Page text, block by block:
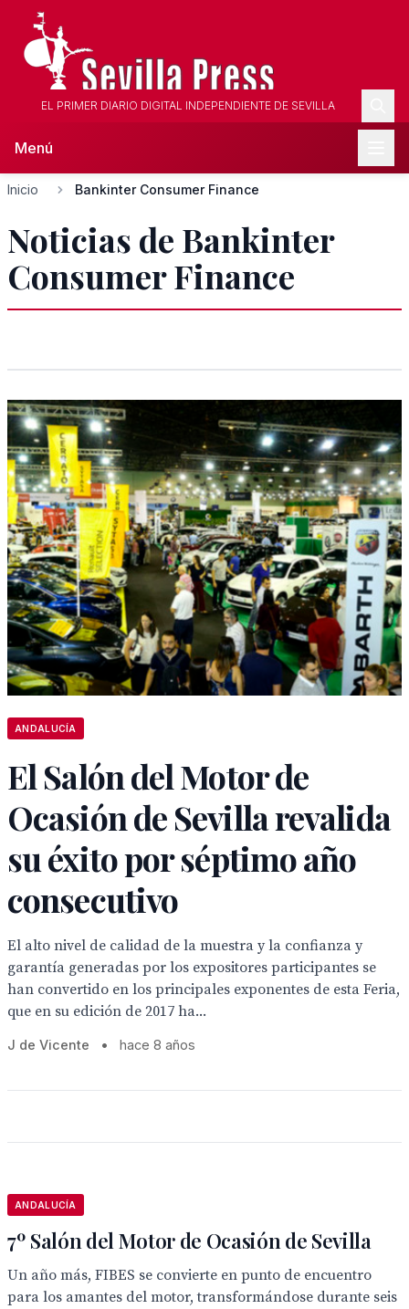
EL PRIMER DIARIO DIGITAL INDEPENDIENTE DE SEVILLA
Menú
Inicio Bankinter Consumer Finance
Noticias de Bankinter
Consumer Finance
ANDALUCÍA
El Salón del Motor de
Ocasión de Sevilla revalida
su éxito por séptimo año
consecutivo
El alto nivel de calidad de la muestra y la confianza y
garantía generadas por los expositores participantes se
han convertido en los principales exponentes de esta Feria,
que en su edición de 2017 ha...
J de Vicente • hace 8 años
ANDALUCÍA
7º Salón del Motor de Ocasión de Sevilla
Un año más, FIBES se convierte en punto de encuentro
para los amantes del motor, transformándose durante seis